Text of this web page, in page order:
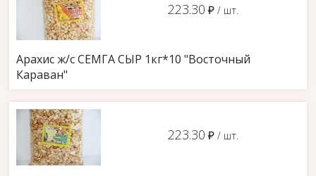
223.30 д / шт.
Арахис ж/с СЕМГА СЫР 1кг*10 "Восточный
Караван"
223.30 д / шт.